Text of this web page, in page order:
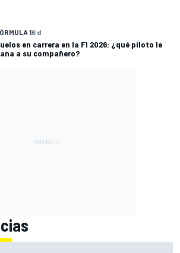
16 d
en carrera en la F1 2026: ¿qué piloto le
a su compañero?